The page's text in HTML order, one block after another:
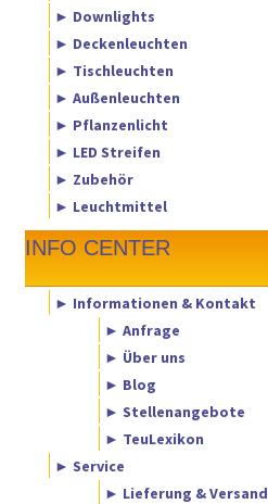
► Downlights
► Deckenleuchten
► Tischleuchten
► Außenleuchten
► Pflanzenlicht
► LED Streifen
► Zubehör
► Leuchtmittel
INFO CENTER
► Informationen & Kontakt
► Anfrage
► Über uns
► Blog
► Stellenangebote
► TeuLexikon
► Service
► Lieferung & Versand